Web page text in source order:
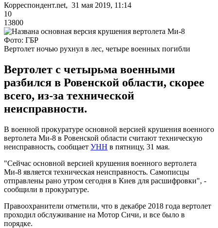
Корреспондент.net, 31 мая 2019, 11:14
10
13800
Фото: ГБР
Вертолет ночью рухнул в лес, четыре военных погибли
Вертолет с четырьма военными
разбился в Ровенской области, скорее
всего, из-за технической
неисправности.
В военной прокуратуре основной версией крушения военного
вертолета Ми-8 в Ровенской области считают техническую
неисправность, сообщает УНН в пятницу, 31 мая.
"Сейчас основной версией крушения военного вертолета
Ми-8 является техническая неисправность. Самописцы
отправлены рано утром сегодня в Киев для расшифровки", -
сообщили в прокуратуре.
Правоохранители отметили, что в декабре 2018 года вертолет
проходил обслуживание на Мотор Сичи, и все было в
порядке.